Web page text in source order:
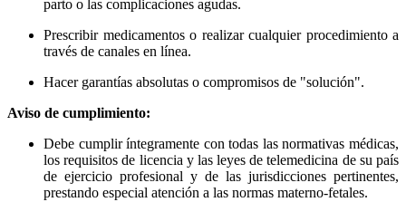
parto o las complicaciones agudas.
Prescribir medicamentos o realizar cualquier procedimiento a
través de canales en línea.
Hacer garantías absolutas o compromisos de "solución".
Aviso de cumplimiento:
Debe cumplir íntegramente con todas las normativas médicas,
los requisitos de licencia y las leyes de telemedicina de su país
de ejercicio profesional y de las jurisdicciones pertinentes,
prestando especial atención a las normas materno-fetales.